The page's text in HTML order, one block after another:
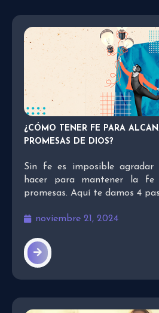
¿CÓMO TENER FE PARA
PROMESAS DE DIOS?
Sin fe es imposible
hacer para mantener la fe
promesas. Aquí te damos 4
noviembre 21, 2024